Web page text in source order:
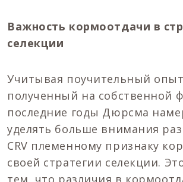
Важность кормоотдачи в
селекции
Учитывая поучительный
полученный на собственной
последние годы Дюрсма
уделять больше внимания
CRV племенному признаку
своей стратегии селекции.
тем, что различия в